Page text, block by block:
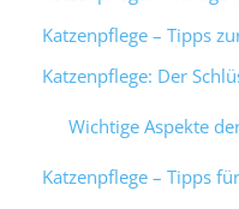
Katzenpflege – Tipps
Katzenpflege: Der
Wichtige Aspekte
Katzenpflege – Tipps